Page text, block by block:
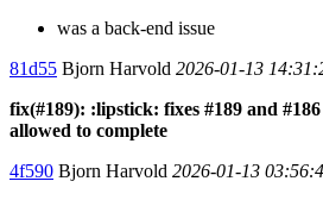
was a back-end issue
81d55 Bjorn Harvold 2026-01-13
fix(#189): :lipstick: fixes #189 and
allowed to complete
4f590 Bjorn Harvold 2026-01-13